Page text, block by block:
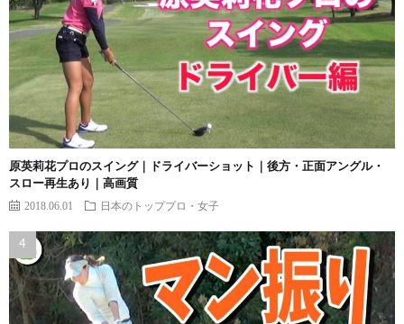
原英莉花プロのスイング｜ドライバーショット｜後方・正面アングル・
スロー再生あり｜高画質
2018.06.01 日本のトッププロ・女子